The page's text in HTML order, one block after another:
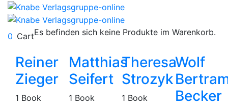
0 CartEs befinden sich keine Produkte im Warenkorb.
Reiner
Zieger
1 Book
Matthias
Seifert
1 Book
Theresa
Strozyk
1 Book
Wolf
Becker